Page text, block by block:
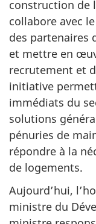
construction de
collabore avec
des partenaires
et mettre en
recrutement et
initiative
immédiats du
solutions
pénuries de
répondre à la
de logements.
Aujourd’hui,
ministre du